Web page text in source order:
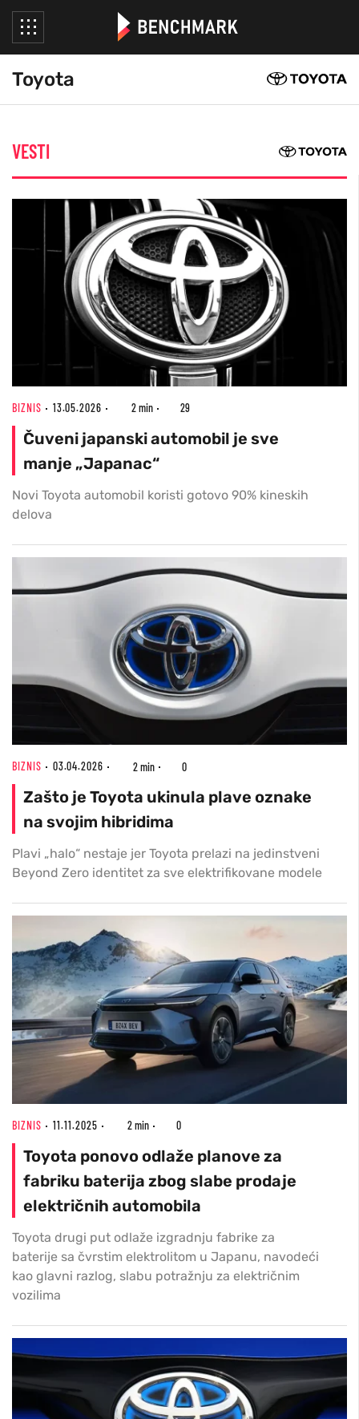
Toyota
VESTI
BIZNIS 13.05.2026 2 min 29
Čuveni japanski automobil je sve
manje „Japanac“
Novi Toyota automobil koristi gotovo 90% kineskih
delova
BIZNIS 03.04.2026 2 min 0
Zašto je Toyota ukinula plave oznake
na svojim hibridima
Plavi „halo“ nestaje jer Toyota prelazi na jedinstveni
Beyond Zero identitet za sve elektrifikovane modele
BIZNIS 11.11.2025 2 min 0
Toyota ponovo odlaže planove za
fabriku baterija zbog slabe prodaje
električnih automobila
Toyota drugi put odlaže izgradnju fabrike za
baterije sa čvrstim elektrolitom u Japanu, navodeći
kao glavni razlog, slabu potražnju za električnim
vozilima